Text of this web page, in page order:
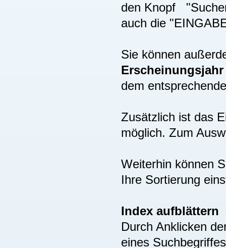
den Knopf
auch die
Sie können
dem
Zusätzlich ist das
möglich. Zum
Weiterhin können
Ihre Sortierung
Index aufblättern
Durch Anklicken
eines